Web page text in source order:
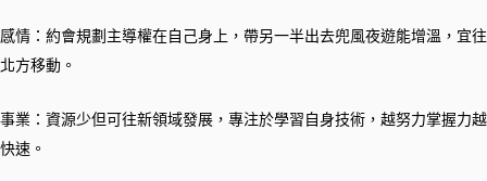
感情：約會規劃主導權在自己身上，帶另一半出去兜風夜遊能增溫，宜往
北方移動。
事業：資源少但可往新領域發展，專注於學習自身技術，越努力掌握力越
快速。